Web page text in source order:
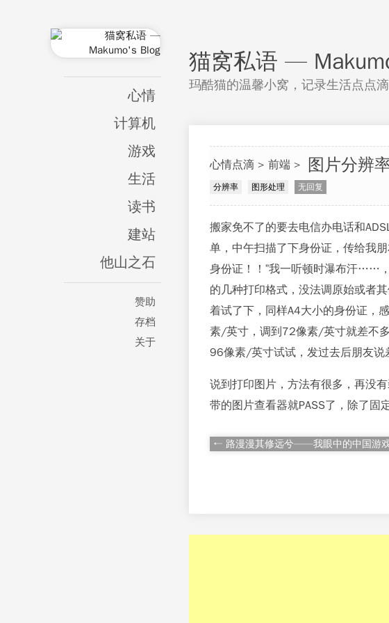
猫窝私语 —
玛酷猫的温馨小窝，记录生活点点滴
心情
计算机
游戏
生活
读书
建站
他山之石
赞助
存档
关于
心情点滴 前端 图片分辨
分辨率 图形处理 无回复
搬家免不了的要去电信办电话和
单，中午扫描了下身份证，传给我
身份证！！”我一听顿时瀑布汗……
的几种打印格式，没法调原始或者
着试了下，同样A4大小的身份证，
素/英寸，调到72像素/英寸就差不
96像素/英寸试试，发过去后朋友说
说到打印图片，方法有很多，再没
带的图片查看器就PASS了，除了
← 路漫漫其修远兮——我眼中的中国游